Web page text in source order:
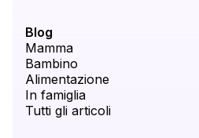
Blog
Mamma
Bambino
Alimentazione
In famiglia
Tutti gli articoli